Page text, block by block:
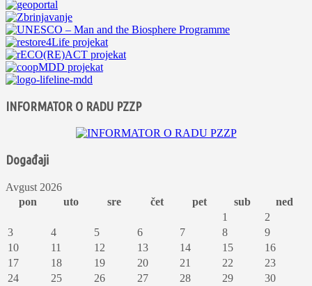
INFORMATOR O RADU PZZP
Događaji
Avgust 2026
pon
uto sre čet pet sub
ned
1
2
3
4 5 6 7 8
9
10
11 12 13 14 15
16
17
18 19 20 21 22
23
24
25 26 27 28 29
30